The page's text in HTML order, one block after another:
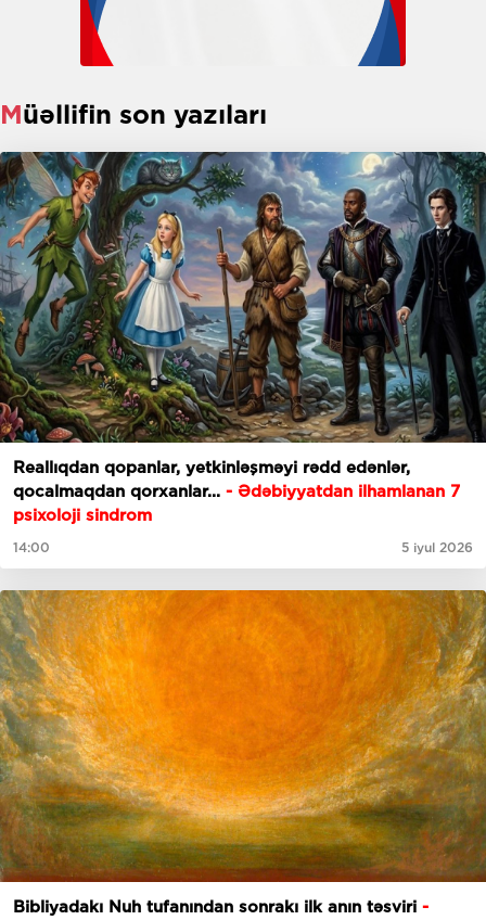
Müəllifin son yazıları
Reallıqdan qopanlar, yetkinləşməyi rədd edənlər,
qocalmaqdan qorxanlar... - Ədəbiyyatdan ilhamlanan 7
psixoloji sindrom
14:00 5 iyul 2026
Bibliyadakı Nuh tufanından sonrakı ilk anın təsviri -